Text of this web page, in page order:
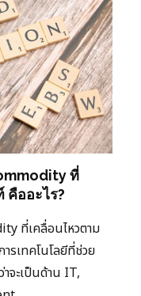
ที่
ออะไร?
ที่เคลื่อนไหวตาม
เทคโนโลยีที่ช่วย
จะเป็นด้าน IT,